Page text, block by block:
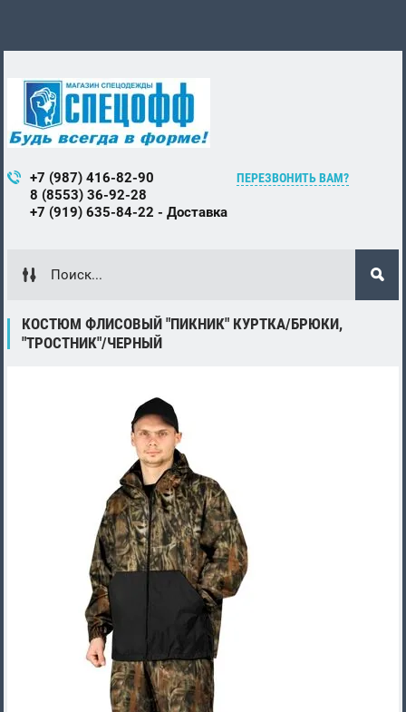
+7 (987) 416-82-90
8 (8553) 36-92-28
+7 (919) 635-84-22 - Доставка
ПЕРЕЗВОНИТЬ ВАМ?
КОСТЮМ ФЛИСОВЫЙ "ПИКНИК" КУРТКА/БРЮКИ,
"ТРОСТНИК"/ЧЕРНЫЙ